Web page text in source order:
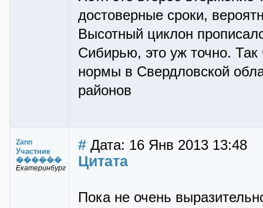
достоверные сроки,
Высотный циклон
Сибирью, это уж точно.
нормы в Свердловской
районов
Zann
Участник
������
Екатеринбург
# Дата: 16 Янв 2013 13:48
Цитата
Пока не очень